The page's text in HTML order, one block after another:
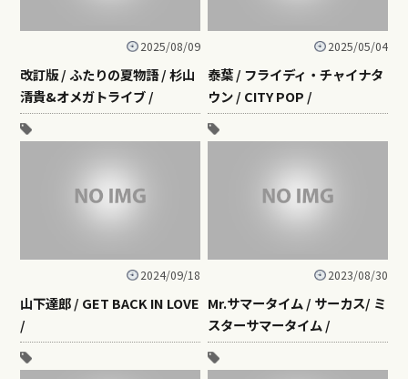
2025/08/09
改訂版 / ふたりの夏物語 / 杉山
清貴&オメガトライブ /
2025/05/04
泰葉 / フライディ・チャイナタ
ウン / CITY POP /
2024/09/18
山下達郎 / GET BACK IN LOVE
/
2023/08/30
Mr.サマータイム / サーカス/ ミ
スターサマータイム /